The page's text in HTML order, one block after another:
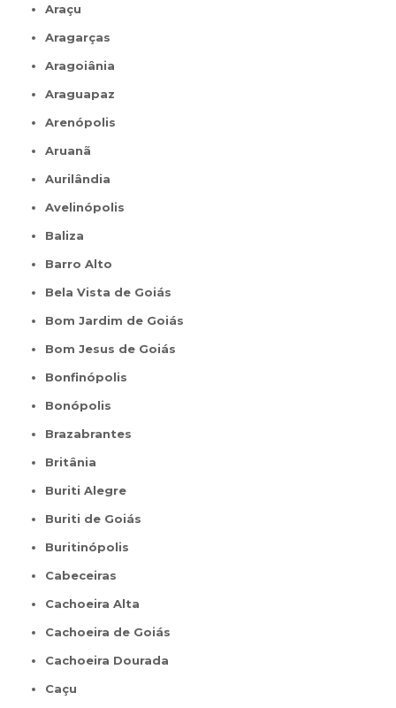
Araçu
Aragarças
Aragoiânia
Araguapaz
Arenópolis
Aruanã
Aurilândia
Avelinópolis
Baliza
Barro Alto
Bela Vista de Goiás
Bom Jardim de Goiás
Bom Jesus de Goiás
Bonfinópolis
Bonópolis
Brazabrantes
Britânia
Buriti Alegre
Buriti de Goiás
Buritinópolis
Cabeceiras
Cachoeira Alta
Cachoeira de Goiás
Cachoeira Dourada
Caçu